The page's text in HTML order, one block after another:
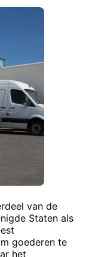
van de
Staten als
goederen te
het